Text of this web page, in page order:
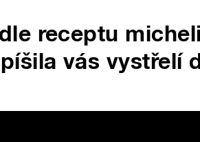
receptu
vás vystřelí